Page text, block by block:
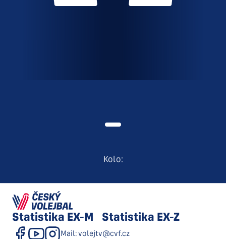
Kolo:
Statistika EX-M Statistika EX-Z
Mail: volejtv@cvf.cz